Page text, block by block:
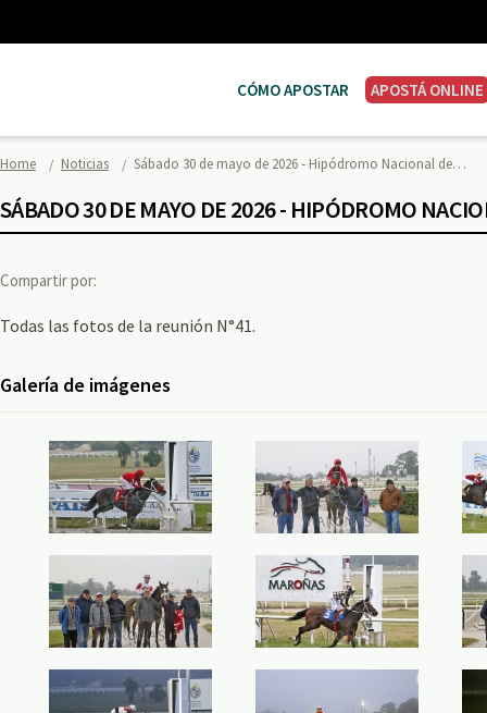
CÓMO APOSTAR APOSTÁ ONLINE
Home Noticias Sábado 30 de mayo de 2026 - Hipódromo Nacional de…
SÁBADO 30 DE MAYO DE 2026 - HIPÓDROMO
Compartir por:
Todas las fotos de la reunión N°41.
Galería de imágenes